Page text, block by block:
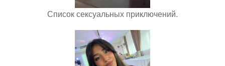
Список сексуальных приключений.